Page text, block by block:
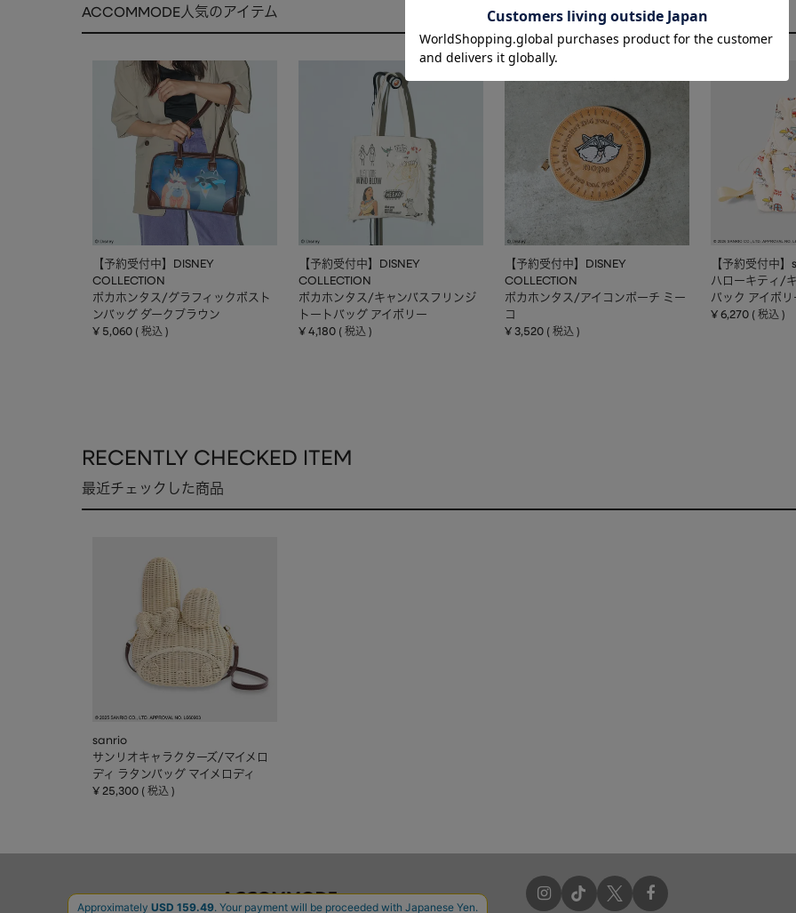
ACCOMMODE人気のアイテム
【予約受付中】DISNEY
COLLECTION
ポカホンタス/グラフィックボスト
ンバッグ ダークブラウン
¥ 5,060 税込
【予約受付中】DISNEY
COLLECTION
ポカホンタス/キャンバスフリンジ
トートバッグ アイボリー
¥ 4,180 税込
【予約受付中】DISNEY
COLLECTION
ポカホンタス/アイコンポーチ ミー
コ
¥ 3,520 税込
【予約受付中
ハローキティ/
パック アイボリ
¥ 6,270 税込
RECENTLY CHECKED ITEM
最近チェックした商品
sanrio
サンリオキャラクターズ/マイメロ
ディ ラタンバッグ マイメロディ
¥ 25,300 税込